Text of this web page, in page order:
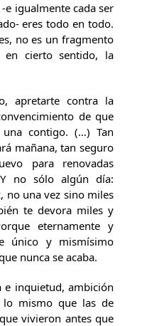
e igualmente cada ser
eres todo en todo.
no es un fragmento
en cierto sentido, la
apretarte contra la
de que
contigo. (…) Tan
mañana, tan seguro
para renovadas
no sólo algún día:
no una vez sino miles
te devora miles y
eternamente y
único y mismísimo
nunca se acaba.
inquietud, ambición
mismo que las de
vivieron antes que